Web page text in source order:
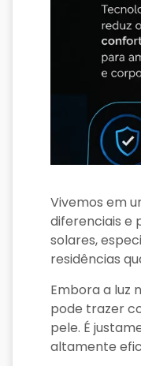
Vivemos em
diferenciais e
solares,
residências
Embora a luz
pode trazer
pele. É
altamente